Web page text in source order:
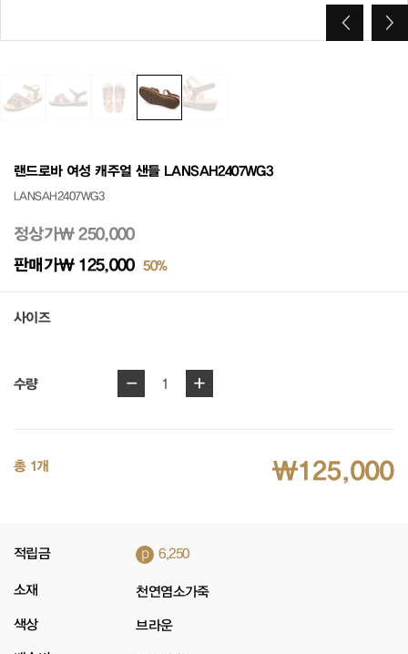
랜드로바 여성 캐주얼 샌들 LANSAH2407WG3
LANSAH2407WG3
정상가₩ 250,000
판매가₩ 125,000 50%
사이즈
수량 - 1 +
총 1개 ₩125,000
적립금 p 6,250
소재 천연염소가죽
색상 브라운